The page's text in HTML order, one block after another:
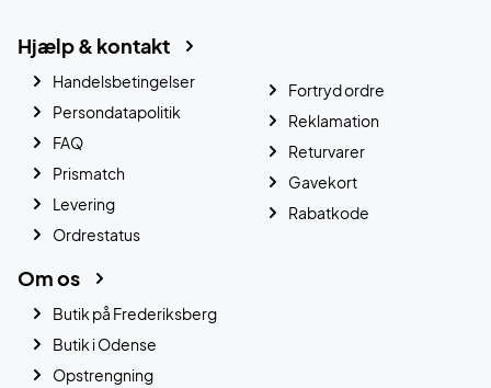
Hjælp & kontakt
Handelsbetingelser
Persondatapolitik
FAQ
Prismatch
Levering
Ordrestatus
Fortryd ordre
Reklamation
Returvarer
Gavekort
Rabatkode
Om os
Butik på Frederiksberg
Butik i Odense
Opstrengning